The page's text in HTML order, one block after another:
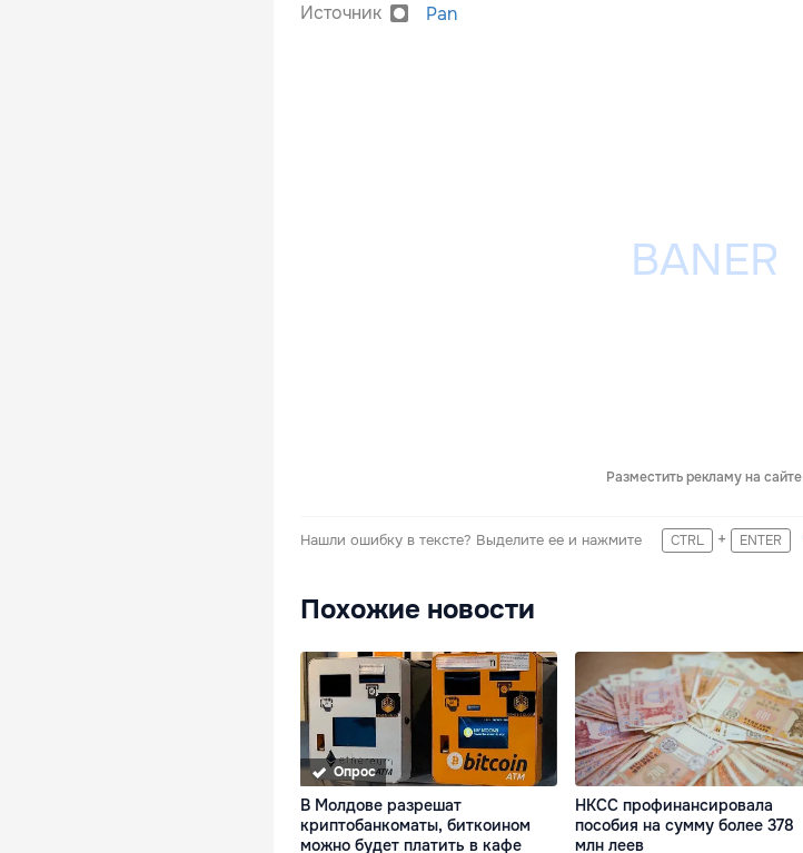
Источник Pan
Разместить рекламу на сайте
Нашли ошибку в тексте? Выделите ее и нажмите CTRL + ENTER
Похожие новости
Опрос
В Молдове разрешат
криптобанкоматы, биткоином
можно будет платить в кафе
НКСС профинансировала
пособия на сумму более 378
млн леев